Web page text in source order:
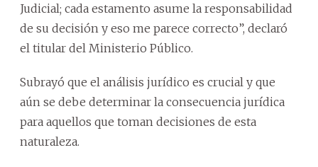
Judicial; cada estamento asume la responsabilidad
de su decisión y eso me parece correcto”, declaró
el titular del Ministerio Público.
Subrayó que el análisis jurídico es crucial y que
aún se debe determinar la consecuencia jurídica
para aquellos que toman decisiones de esta
naturaleza.